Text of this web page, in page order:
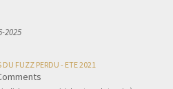
2025
DU FUZZ PERDU - ETE 2021